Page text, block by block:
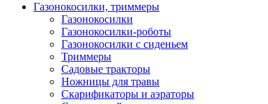
Газонокосилки, триммеры
Газонокосилки
Газонокосилки-роботы
Газонокосилки с сиденьем
Триммеры
Садовые тракторы
Ножницы для травы
Скарификаторы и аэраторы